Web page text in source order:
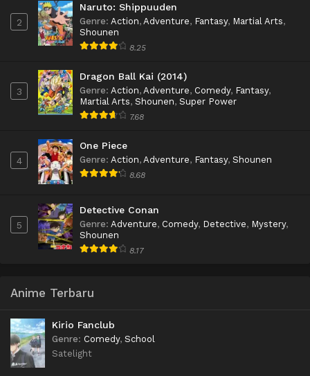
2
Naruto: Shippuuden
Genre: Action, Adventure, Fantasy, Martial Arts,
Shounen
8.25
3
Dragon Ball Kai (2014)
Genre: Action, Adventure, Comedy, Fantasy,
Martial Arts, Shounen, Super Power
7.68
4
One Piece
Genre: Action, Adventure, Fantasy, Shounen
8.68
5
Detective Conan
Genre: Adventure, Comedy, Detective, Mystery,
Shounen
8.17
Anime Terbaru
Kirio Fanclub
Genre: Comedy, School
Satelight